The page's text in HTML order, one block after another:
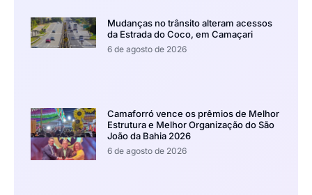
Mudanças no trânsito alteram acessos
da Estrada do Coco, em Camaçari
6 de agosto de 2026
Camaforró vence os prêmios de Melhor
Estrutura e Melhor Organização do São
João da Bahia 2026
6 de agosto de 2026